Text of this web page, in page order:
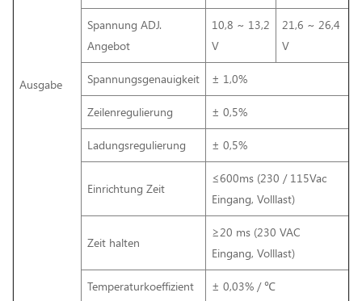
Ausgabe
Spannung ADJ.
Angebot
10,8 ~ 13,2
V
21,6 ~ 26,4
V
Spannungsgenauigkeit ± 1,0%
Zeilenregulierung ± 0,5%
Ladungsregulierung ± 0,5%
Einrichtung Zeit
≤600ms (230 / 115Vac
Eingang, Volllast)
Zeit halten
≥20 ms (230 VAC
Eingang, Volllast)
Temperaturkoeffizient ± 0,03% / ℃